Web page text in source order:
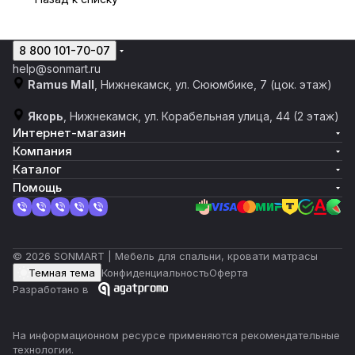
8 800 101-70-07
help@sonmart.ru
Ramus Mall , Нижнекамск, ул. Сююмбике, 7 (цок. этаж)
Якорь , Нижнекамск, ул. Корабельная улица, 44 (2 этаж)
Интернет-магазин
Компания
Каталог
Помощь
© 2026 SONMART | Мебель для спальни, кровати матрасы
Темная тема
КонфиденциальностьОферта
Разработано в
На информационном ресурсе применяются рекомендательные
технологии.